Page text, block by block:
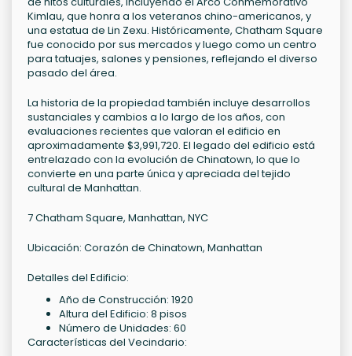
Kimlau, que honra a los veteranos chino-americanos, y
una estatua de Lin Zexu. Históricamente, Chatham Square
fue conocido por sus mercados y luego como un centro
para tatuajes, salones y pensiones, reflejando el diverso
pasado del área.
La historia de la propiedad también incluye desarrollos
sustanciales y cambios a lo largo de los años, con
evaluaciones recientes que valoran el edificio en
aproximadamente $3,991,720. El legado del edificio está
entrelazado con la evolución de Chinatown, lo que lo
convierte en una parte única y apreciada del tejido
cultural de Manhattan.
7 Chatham Square, Manhattan, NYC
Ubicación: Corazón de Chinatown, Manhattan
Detalles del Edificio:
Año de Construcción: 1920
Altura del Edificio: 8 pisos
Número de Unidades: 60
Características del Vecindario: